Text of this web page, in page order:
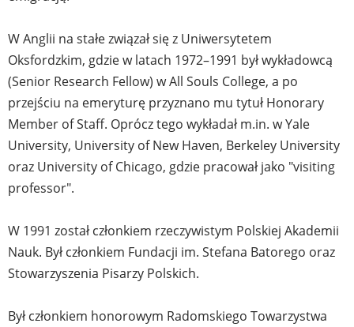
W Anglii na stałe związał się z Uniwersytetem
Oksfordzkim, gdzie w latach 1972–1991 był wykładowcą
(Senior Research Fellow) w All Souls College, a po
przejściu na emeryturę przyznano mu tytuł Honorary
Member of Staff. Oprócz tego wykładał m.in. w Yale
University, University of New Haven, Berkeley University
oraz University of Chicago, gdzie pracował jako "visiting
professor".
W 1991 został członkiem rzeczywistym Polskiej Akademii
Nauk. Był członkiem Fundacji im. Stefana Batorego oraz
Stowarzyszenia Pisarzy Polskich.
Był członkiem honorowym Radomskiego Towarzystwa